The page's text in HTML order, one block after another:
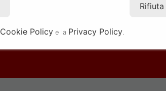
Cookie Policy e la Privacy Policy